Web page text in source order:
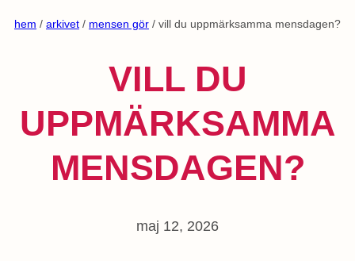
hem / arkivet / mensen gör / vill du uppmärksamma mensdagen?
VILL DU
UPPMÄRKSAMMA
MENSDAGEN?
maj 12, 2026